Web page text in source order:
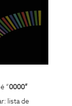
“0000”
lista de